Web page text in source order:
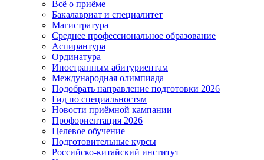
Всё о приёме
Бакалавриат и специалитет
Магистратура
Среднее профессиональное образование
Аспирантура
Ординатура
Иностранным абитуриентам
Международная олимпиада
Подобрать направление подготовки 2026
Гид по специальностям
Новости приёмной кампании
Профориентация 2026
Целевое обучение
Подготовительные курсы
Российско-китайский институт